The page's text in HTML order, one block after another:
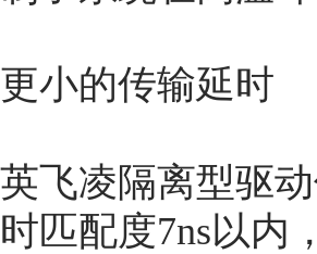
更小的传输延时
英飞凌隔离型驱
时匹配度7ns以内